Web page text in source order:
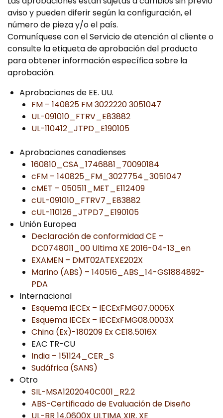
aviso y pueden diferir según la configuración, el
número de pieza y/o el país.
Comuníquese con el Servicio de atención al cliente o
consulte la etiqueta de aprobación del producto
para obtener información específica sobre la
aprobación.
Aprobaciones de EE. UU.
FM – 140825 FM 3022220 3051047
UL-091010_FTRV_E83882
UL-110412_JTPD_E190105
Aprobaciones canadienses
160810_CSA_1746881_70090184
cFM – 140825_FM_3027754_3051047
cMET – 050511_MET_E112409
cUL-091010_FTRV7_E83882
cUL-110126_JTPD7_E190105
Unión Europea
Declaración de conformidad CE –
DC0748011_00 Ultima XE 2016-04-13_en
EXAMEN – DMT02ATEXE202X
Marino (ABS) – 140516_ABS_14-GS1884892-
PDA
Internacional
Esquema IECEx – IECExFMG07.0006X
Esquema IECEx – IECExFMG08.0003X
China (Ex)-180209 Ex CE18.5016X
EAC TR-CU
India – 151124_CER_S
Sudáfrica (SANS)
Otro
SIL-MSA1202040C001_R2.2
ABS-Certificado de Evaluación de Diseño